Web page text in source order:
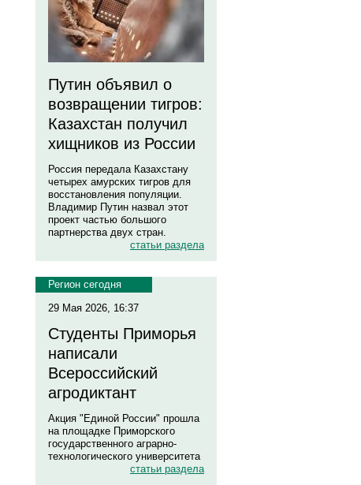
Путин объявил о
возвращении тигров:
Казахстан получил
хищников из России
Россия передала Казахстану
четырех амурских тигров для
восстановления популяции.
Владимир Путин назвал этот
проект частью большого
партнерства двух стран.
статьи раздела
Регион сегодня
29 Мая 2026, 16:37
Студенты Приморья
написали
Всероссийский
агродиктант
Акция "Единой России" прошла
на площадке Приморского
государственного аграрно-
технологического университета
статьи раздела